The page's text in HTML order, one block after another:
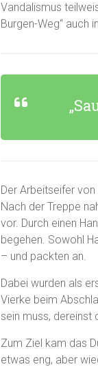
Vandalismus
Burgen-Weg“ auch
Der Arbeitseifer
Nach der Treppe
vor. Durch einen
begehen. Sowohl
– und packten an.
Dabei wurden als
Vierke beim
sein muss, dereinst
Zum Ziel kam das
etwas eng, aber